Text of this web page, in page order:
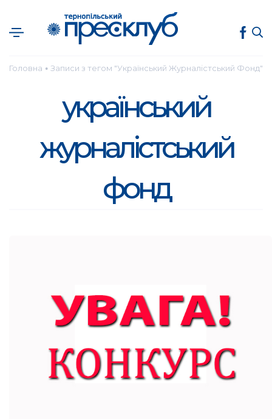
Головна ● Записи з тегом "Український Журналістський Фонд"
український
журналістський
фонд